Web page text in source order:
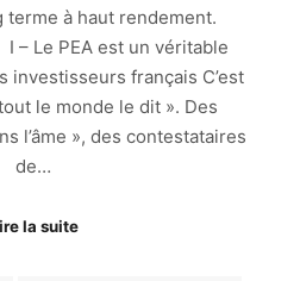
terme à haut rendement.
– Le PEA est un véritable
investisseurs français C’est
le monde le dit ». Des
l’âme », des contestataires
de…
la suite